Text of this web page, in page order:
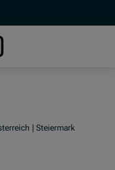
| Steiermark